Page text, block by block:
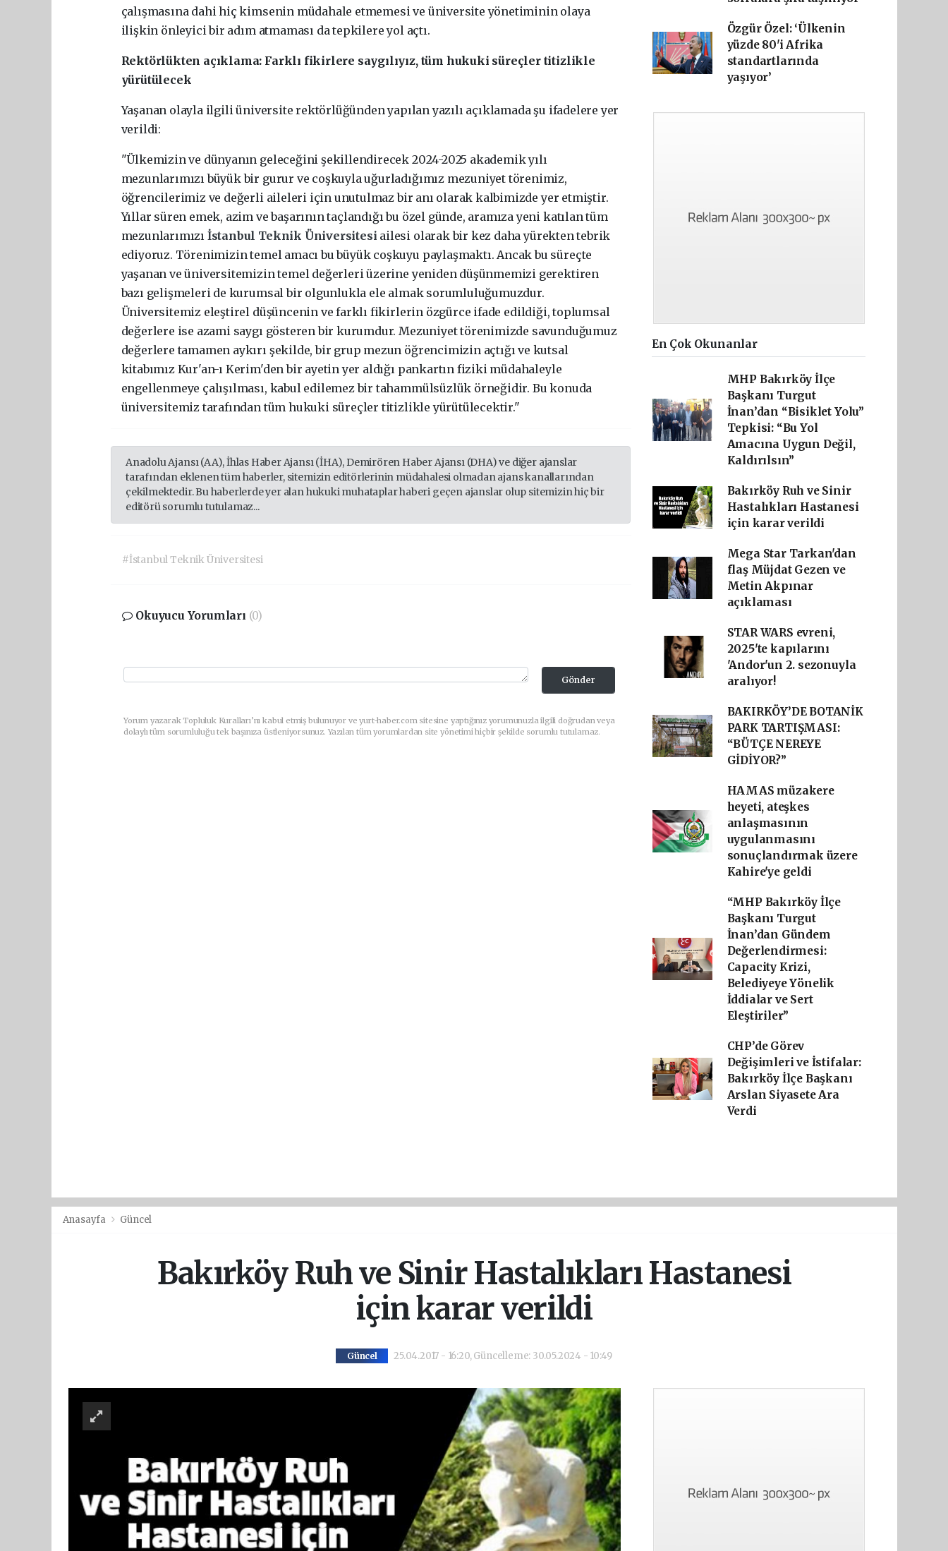
çalışmasına dahi hiç kimsenin müdahale etmemesi ve üniversite yönetiminin olaya
ilişkin önleyici bir adım atmaması da tepkilere yol açtı.
Rektörlükten açıklama: Farklı fikirlere saygılıyız, tüm hukuki süreçler titizlikle
yürütülecek
Yaşanan olayla ilgili üniversite rektörlüğünden yapılan yazılı açıklamada şu ifadelere yer
verildi:
"Ülkemizin ve dünyanın geleceğini şekillendirecek 2024-2025 akademik yılı
mezunlarımızı büyük bir gurur ve coşkuyla uğurladığımız mezuniyet törenimiz,
öğrencilerimiz ve değerli aileleri için unutulmaz bir anı olarak kalbimizde yer etmiştir.
Yıllar süren emek, azim ve başarının taçlandığı bu özel günde, aramıza yeni katılan tüm
mezunlarımızı İstanbul Teknik Üniversitesi ailesi olarak bir kez daha yürekten tebrik
ediyoruz. Törenimizin temel amacı bu büyük coşkuyu paylaşmaktı. Ancak bu süreçte
yaşanan ve üniversitemizin temel değerleri üzerine yeniden düşünmemizi gerektiren
bazı gelişmeleri de kurumsal bir olgunlukla ele almak sorumluluğumuzdur.
Üniversitemiz eleştirel düşüncenin ve farklı fikirlerin özgürce ifade edildiği, toplumsal
değerlere ise azami saygı gösteren bir kurumdur. Mezuniyet törenimizde savunduğumuz
değerlere tamamen aykırı şekilde, bir grup mezun öğrencimizin açtığı ve kutsal
kitabımız Kur'an-ı Kerim'den bir ayetin yer aldığı pankartın fiziki müdahaleyle
engellenmeye çalışılması, kabul edilemez bir tahammülsüzlük örneğidir. Bu konuda
üniversitemiz tarafından tüm hukuki süreçler titizlikle yürütülecektir."
Anadolu Ajansı (AA), İhlas Haber Ajansı (İHA), Demirören Haber Ajansı (DHA) ve diğer ajanslar
tarafından eklenen tüm haberler, sitemizin editörlerinin müdahalesi olmadan ajans kanallarından
çekilmektedir. Bu haberlerde yer alan hukuki muhataplar haberi geçen ajanslar olup sitemizin hiç bir
editörü sorumlu tutulamaz...
#İstanbul Teknik Üniversitesi
Okuyucu Yorumları (0)
Gönder
Yorum yazarak Topluluk Kuralları’nı kabul etmiş bulunuyor ve yurt-haber.com sitesine yaptığınız yorumunuzla ilgili doğrudan veya
dolaylı tüm sorumluluğu tek başınıza üstleniyorsunuz. Yazılan tüm yorumlardan site yönetimi hiçbir şekilde sorumlu tutulamaz.
Özgür Özel: ‘Ülkenin
yüzde 80'i Afrika
standartlarında
yaşıyor’
En Çok Okunanlar
MHP Bakırköy İlçe
Başkanı Turgut
İnan’dan “Bisiklet Yolu”
Tepkisi: “Bu Yol
Amacına Uygun Değil,
Kaldırılsın”
Bakırköy Ruh ve Sinir
Hastalıkları Hastanesi
için karar verildi
Mega Star Tarkan'dan
flaş Müjdat Gezen ve
Metin Akpınar
açıklaması
STAR WARS evreni,
2025'te kapılarını
'Andor'un 2. sezonuyla
aralıyor!
BAKIRKÖY’DE BOTANİK
PARK TARTIŞMASI:
“BÜTÇE NEREYE
GİDİYOR?”
HAMAS müzakere
heyeti, ateşkes
anlaşmasının
uygulanmasını
sonuçlandırmak üzere
Kahire'ye geldi
“MHP Bakırköy İlçe
Başkanı Turgut
İnan’dan Gündem
Değerlendirmesi:
Capacity Krizi,
Belediyeye Yönelik
İddialar ve Sert
Eleştiriler”
CHP’de Görev
Değişimleri ve İstifalar:
Bakırköy İlçe Başkanı
Arslan Siyasete Ara
Verdi
Anasayfa Güncel
Bakırköy Ruh ve Sinir Hastalıkları Hastanesi
için karar verildi
Güncel 25.04.2017 - 16:20, Güncelleme: 30.05.2024 - 10:49